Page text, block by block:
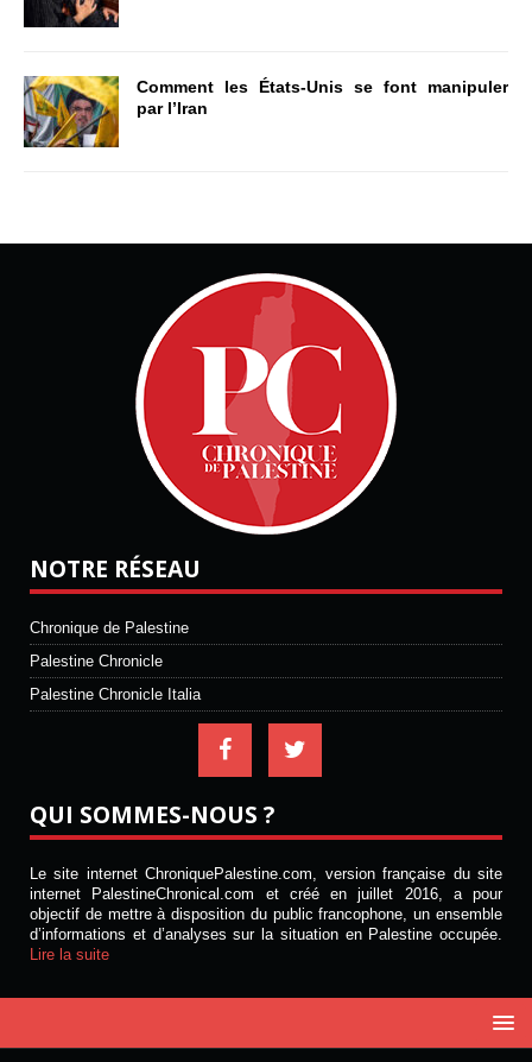
Comment les États-Unis se font manipuler
par l’Iran
NOTRE RÉSEAU
Chronique de Palestine
Palestine Chronicle
Palestine Chronicle Italia
QUI SOMMES-NOUS ?
Le site internet ChroniquePalestine.com, version française du site
internet PalestineChronical.com et créé en juillet 2016, a pour
objectif de mettre à disposition du public francophone, un ensemble
d’informations et d’analyses sur la situation en Palestine occupée.
Lire la suite